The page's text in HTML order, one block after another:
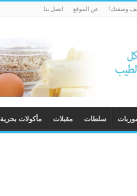
وصفتك! عن الموقع اتصل بنا
سلطات مقبلات مأكولات بحرية